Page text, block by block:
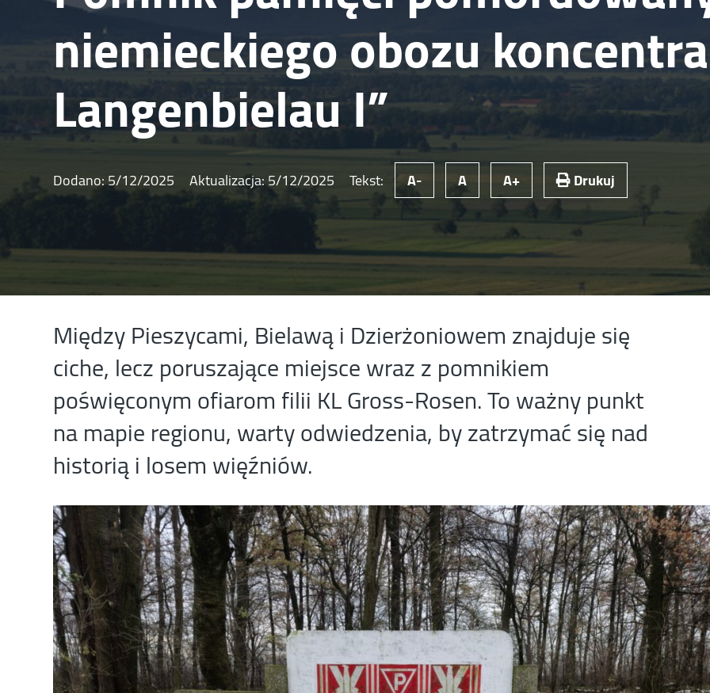
niemieckiego obozu
Langenbielau I”
Dodano:5/12/2025 Aktualizacja:5/12/2025 Tekst: A- A A+ Drukuj
Między Pieszycami, Bielawą i Dzierżoniowem znajduje się
ciche, lecz poruszające miejsce wraz z pomnikiem
poświęconym ofiarom filii KL Gross-Rosen. To ważny punkt
na mapie regionu, warty odwiedzenia, by zatrzymać się nad
historią i losem więźniów.